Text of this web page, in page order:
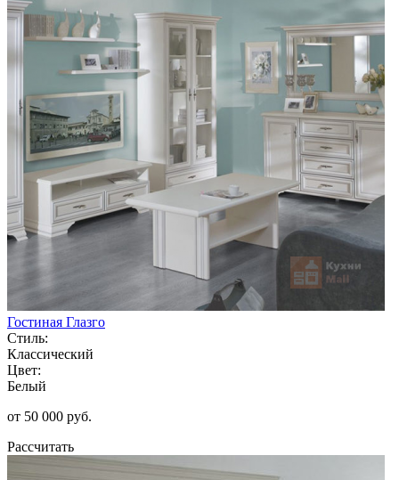
Гостиная Глазго
Стиль:
Классический
Цвет:
Белый
от 50 000 руб.
Рассчитать